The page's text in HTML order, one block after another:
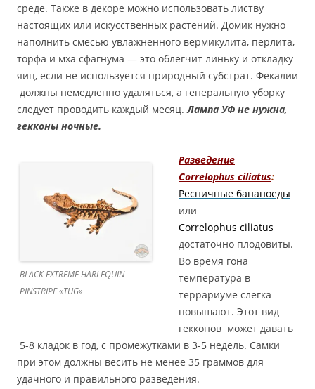
среде. Также в декоре можно использовать листву
настоящих или искусственных растений. Домик нужно
наполнить смесью увлажненного вермикулита, перлита,
торфа и мха сфагнума — это облегчит линьку и откладку
яиц, если не используется природный субстрат. Фекалии
должны немедленно удаляться, а генеральную уборку
следует проводить каждый месяц.Лампа УФ не нужна,
гекконы ночные.
BLACK EXTREME HARLEQUIN
PINSTRIPE «TUG»
Разведение
Correlophus ciliatus:
Ресничные бананоеды
или
Correlophus ciliatus
достаточно плодовиты.
Во время гона
температура в
террариуме слегка
повышают. Этот вид
гекконов может давать
5-8 кладок в год, с промежутками в 3-5 недель. Самки
при этом должны весить не менее 35 граммов для
удачного и правильного разведения.